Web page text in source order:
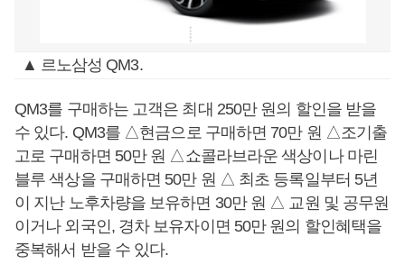
▲ 르노삼성 QM3.
QM3를 구매하는 고객은 최대 250만 원의 할인을 받을
수 있다. QM3를 △현금으로 구매하면 70만 원 △조기출
고로 구매하면 50만 원 △쇼콜라브라운 색상이나 마린
블루 색상을 구매하면 50만 원 △ 최초 등록일부터 5년
이 지난 노후차량을 보유하면 30만 원 △ 교원 및 공무원
이거나 외국인, 경차 보유자이면 50만 원의 할인혜택을
중복해서 받을 수 있다.